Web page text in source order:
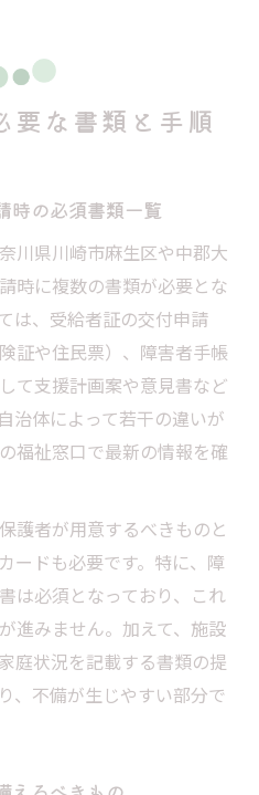
要な書類と手順
時の必須書類一覧
川県川崎市麻生区や中郡大
時に複数の書類が必要とな
は、受給者証の交付申請
証や住民票）、障害者手帳
て支援計画案や意見書など
治体によって若干の違いが
福祉窓口で最新の情報を確
護者が用意するべきものと
ードも必要です。特に、障
は必須となっており、これ
進みません。加えて、施設
庭状況を記載する書類の提
、不備が生じやすい部分で